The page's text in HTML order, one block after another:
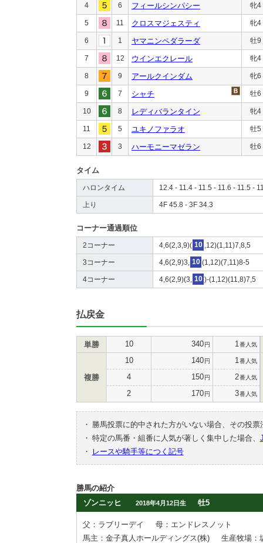
4 6 フィールシンパシー 牝4
5 11 クロスマジェスティ 牝4
6 1 ヤマニンペダラーダ 牡9
7 12 ウインエクレール 牝4
8 9 アールクインダム 牝6
9 7 シャチ 牡6
10 8 レディバランタイン 牝4
11 5 ユキノファラオ 牡5
12 3 ハーモニーマゼラン 牡6
タイム
ハロンタイム 12.4 - 11.4 - 11.5 - 11.6 - 11.5 -
上り 4F 45.8 - 3F 34.3
コーナー通過順位
2コーナー 4,6(2,3,9)( 10 ,12)(1,11)7,8,5
3コーナー 4,6(2,9)3, 10 (1,12)(7,11)8-5
4コーナー 4,6(2,9)(3, 10 )-(1,12)(11,8)7,5
払戻金
単勝 10 340円 1 番人気
複勝
10 140円 1 番人気
4 150円 2番人気
2 170円 3番人気
・
勝馬投票に的中された方がいない場合、その投
・ 特定の馬番・組番に人気が著しく集中した場合、
・
レースや騎手等につく記号
勝馬の紹介
ゾンニッヒ
2018年4月12日生 牡5
父：ラブリーデイ
母：エンドレスノット
馬主：金子真人ホールディングス(株)
生産牧場：